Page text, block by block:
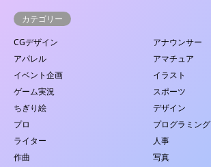
カテゴリー
CGデザイン
アナウンサー
アパレル
アマチュア
イベント企画
イラスト
ゲーム実況
スポーツ
ちぎり絵
デザイン
プロ
プログラミング
ライター
人事
作曲
写真